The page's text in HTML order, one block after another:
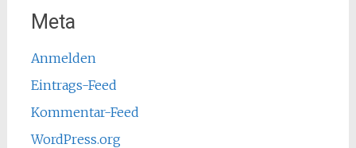
Meta
Anmelden
Eintrags-Feed
Kommentar-Feed
WordPress.org